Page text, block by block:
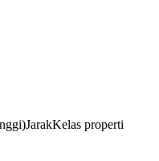
JarakKelas properti